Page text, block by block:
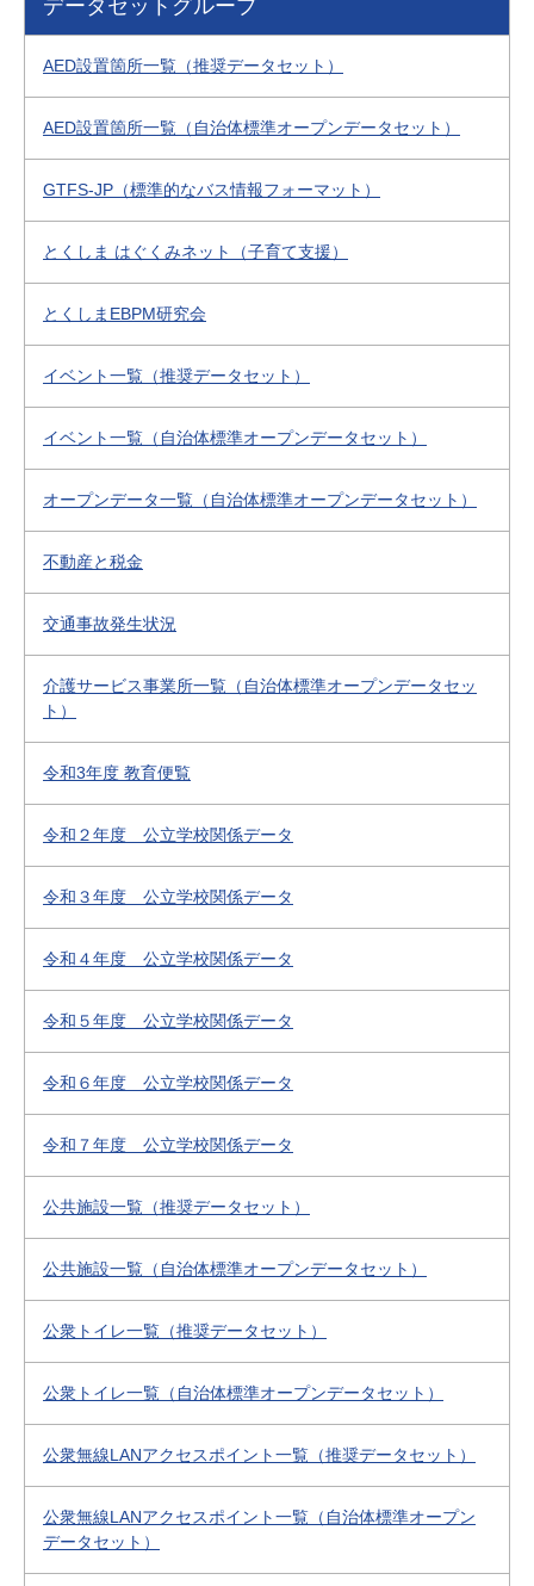
データセットグループ
AED設置箇所一覧（推奨データセット）
AED設置箇所一覧（自治体標準オープンデータセット）
GTFS-JP（標準的なバス情報フォーマット）
とくしま はぐくみネット（子育て支援）
とくしまEBPM研究会
イベント一覧（推奨データセット）
イベント一覧（自治体標準オープンデータセット）
オープンデータ一覧（自治体標準オープンデータセット）
不動産と税金
交通事故発生状況
介護サービス事業所一覧（自治体標準オープンデータセッ
ト）
令和3年度 教育便覧
令和２年度 公立学校関係データ
令和３年度 公立学校関係データ
令和４年度 公立学校関係データ
令和５年度 公立学校関係データ
令和６年度 公立学校関係データ
令和７年度 公立学校関係データ
公共施設一覧（推奨データセット）
公共施設一覧（自治体標準オープンデータセット）
公衆トイレ一覧（推奨データセット）
公衆トイレ一覧（自治体標準オープンデータセット）
公衆無線LANアクセスポイント一覧（推奨データセット）
公衆無線LANアクセスポイント一覧（自治体標準オープン
データセット）